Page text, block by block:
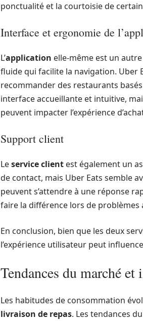
ponctualité et la courtoisie de
Interface et ergonomie de
L’application elle-même est un
fluide qui facilite la navigation. Uber
recommander des restaurants
interface accueillante et intuitive,
peuvent impacter l’expérience
Support client
Leservice client est également un
de contact, mais Uber Eats semble
peuvent s’attendre à une réponse
faire la différence lors de problèmes
En conclusion, bien que les deux
l’expérience utilisateur peut
Tendances du marché
Les habitudes de consommation
livraison de repas. Les tendances